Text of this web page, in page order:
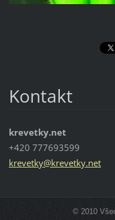
Kontakt
krevetky.net
+420 777693599
krevetky@krevetky.net
© 2010